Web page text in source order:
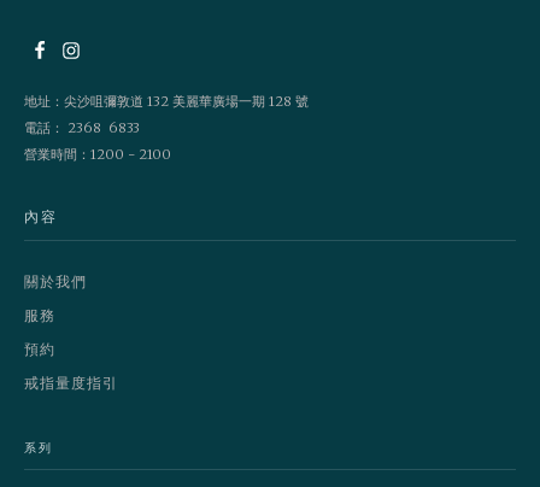
地址：尖沙咀彌敦道 132 美麗華廣場一期 128 號
電話： 2368 6833
營業時間：1200 - 2100
內容
關於我們
服務
預約
戒指量度指引
系列